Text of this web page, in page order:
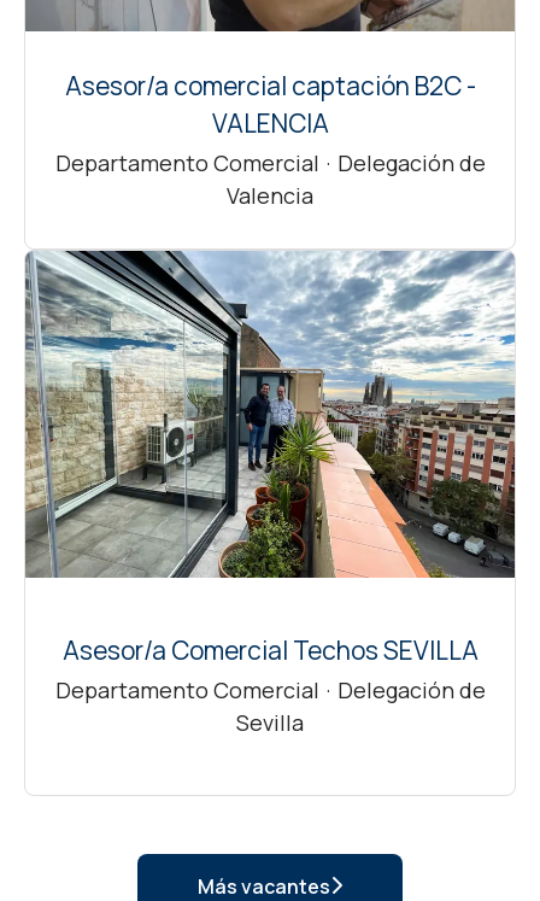
Asesor/a comercial captación B2C -
VALENCIA
Departamento Comercial · Delegación de
Valencia
Asesor/a Comercial Techos SEVILLA
Departamento Comercial · Delegación de
Sevilla
Más vacantes